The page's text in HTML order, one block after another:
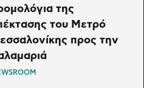
της
του Μετρό
προς την